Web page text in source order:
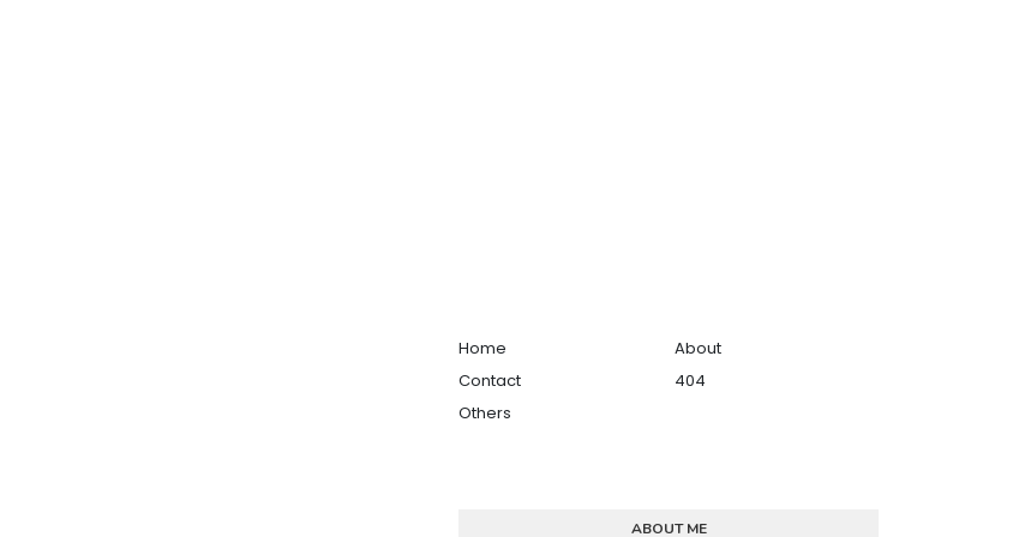
Home
About
Contact
404
Others
ABOUT ME